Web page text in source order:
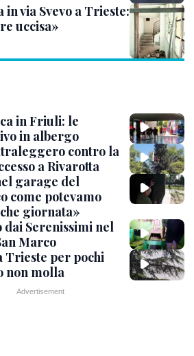
in via Svevo a Trieste:
uccisa»
in Friuli: le
in albergo
contro la
a Rivarotta
garage del
come potevamo
giornata»
dai Serenissimi nel
Marco
Trieste per pochi
non molla